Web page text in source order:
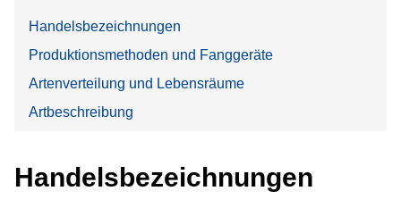
Handelsbezeichnungen
Produktionsmethoden und Fanggeräte
Artenverteilung und Lebensräume
Artbeschreibung
Handelsbezeichnungen